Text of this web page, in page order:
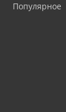
Популярное